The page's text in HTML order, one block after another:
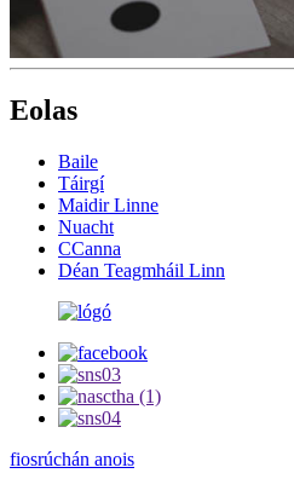
Eolas
Baile
Táirgí
Maidir Linne
Nuacht
CCanna
Déan Teagmháil Linn
fiosrúchán anois